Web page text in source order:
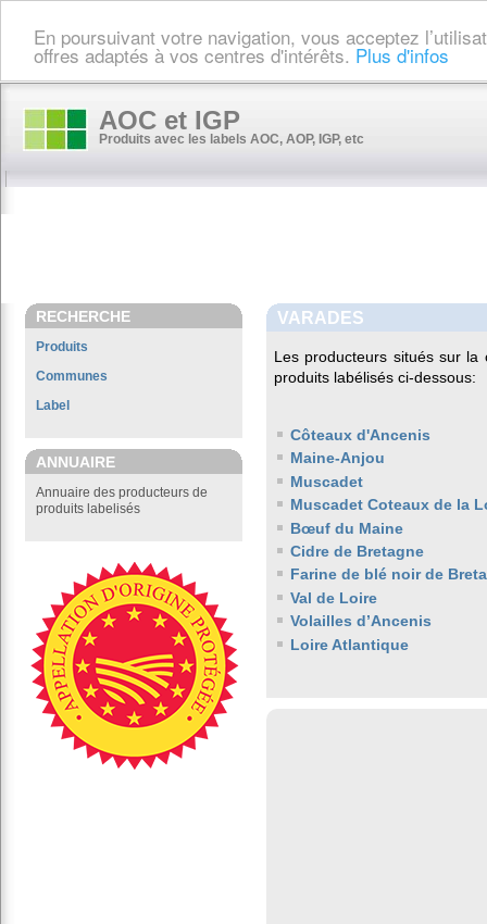
En poursuivant votre navigation, vous acceptez
offres adaptés à vos centres d'intérêts. Plus d'infos
AOC et IGP
Produits avec les labels AOC, AOP, IGP, etc
RECHERCHE
Produits
Communes
Label
ANNUAIRE
Annuaire des producteurs de
produits labelisés
VARADES
Les producteurs situés sur
produits labélisés ci-dessous:
Côteaux d'Ancenis
Maine-Anjou
Muscadet
Muscadet Coteaux de la
Bœuf du Maine
Cidre de Bretagne
Farine de blé noir de
Val de Loire
Volailles d’Ancenis
Loire Atlantique